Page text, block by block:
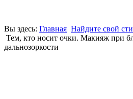
Вы здесь: Главная Найдите свой
Тем, кто носит очки. Макияж при
дальнозоркости